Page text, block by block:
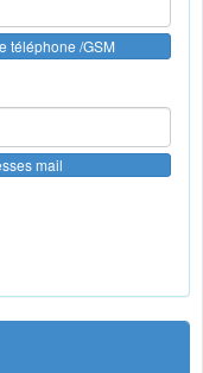
téléphone /GSM
mail